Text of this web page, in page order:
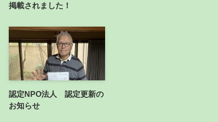
掲載されました！
認定NPO法人 認定更新の
お知らせ